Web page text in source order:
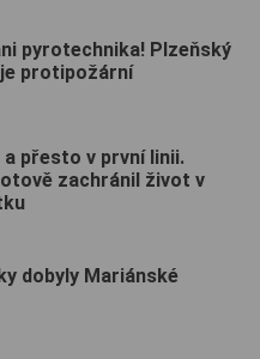
pyrotechnika! Plzeňský
protipožární
a přesto v první linii.
zachránil život v
dobyly Mariánské